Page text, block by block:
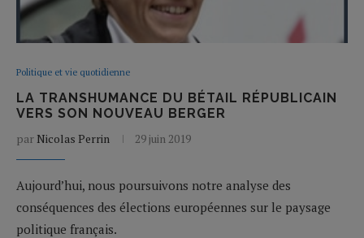
Politique et vie quotidienne
LA TRANSHUMANCE DU BÉTAIL RÉPUBLICAIN
VERS SON NOUVEAU BERGER
par Nicolas Perrin 29 juin 2019
Aujourd’hui, nous poursuivons notre analyse des
conséquences des élections européennes sur le paysage
politique français.